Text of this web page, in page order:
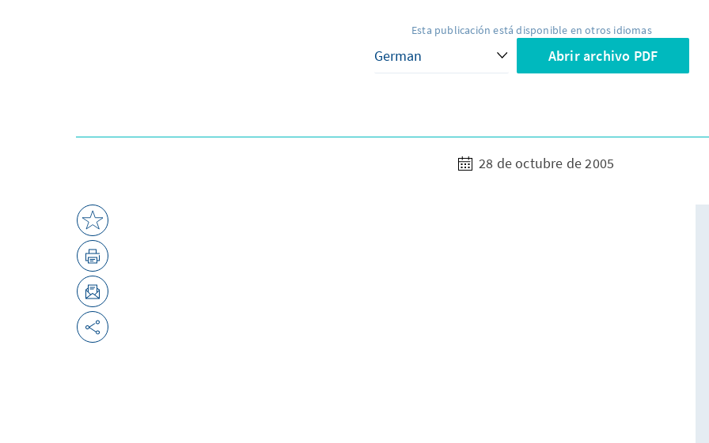
Esta publicación está disponible en otros idiomas
Abrir archivo PDF
28 de octubre de 2005